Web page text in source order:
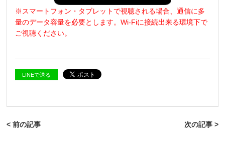
※スマートフォン・タブレットで視聴される場合、通信に多
量のデータ容量を必要とします。Wi-Fiに接続出来る環境下で
ご視聴ください。
LINEで送る
< 前の記事 次の記事 >